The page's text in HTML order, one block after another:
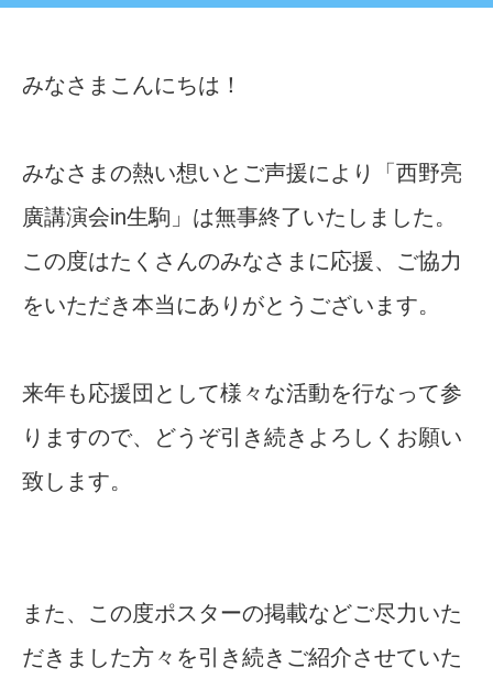
みなさまこんにちは！
みなさまの熱い想いとご声援により「西野亮
廣講演会in生駒」は無事終了いたしました。
この度はたくさんのみなさまに応援、ご協力
をいただき本当にありがとうございます。
来年も応援団として様々な活動を行なって参
りますので、どうぞ引き続きよろしくお願い
致します。
また、この度ポスターの掲載などご尽力いた
だきました方々を引き続きご紹介させていた